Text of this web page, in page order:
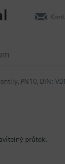
PN10‚ DIN:
průtok.